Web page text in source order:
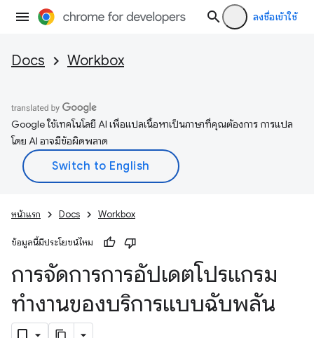
ลงชื่อเข้าใช้
Docs Workbox
Google ใช้เทคโนโลยี AI เพื่อแปลเนื้อหาเป็นภาษาที่คุณต้องการ การแปล
โดย AI อาจมีข้อผิดพลาด
หน้าแรก Docs Workbox
ข้อมูลนี้มีประโยชน์ไหม
การจัดการการอัปเดตโปรแกรม
ทำงานของบริการแบบฉับพลัน